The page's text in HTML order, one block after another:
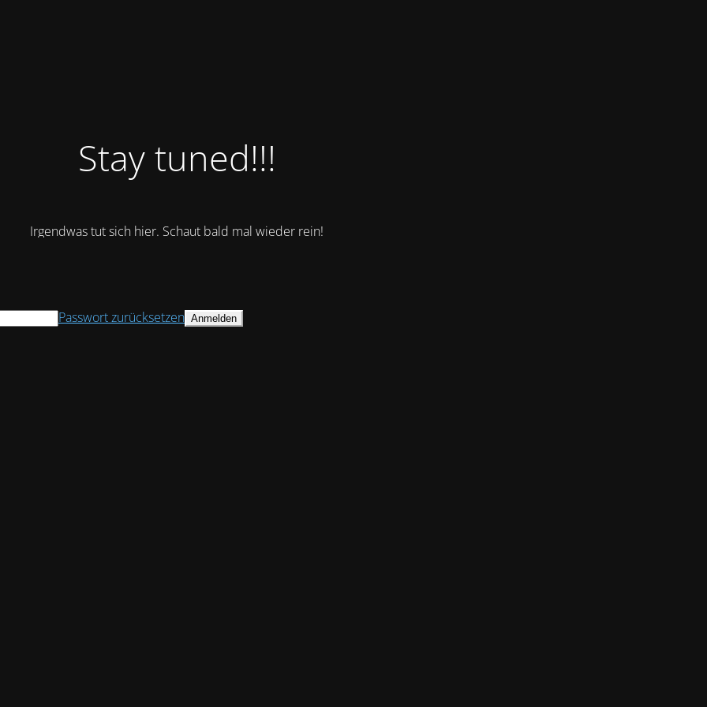
Stay tuned!!!
Irgendwas tut sich hier. Schaut bald mal wieder rein!
Passwort zurücksetzen